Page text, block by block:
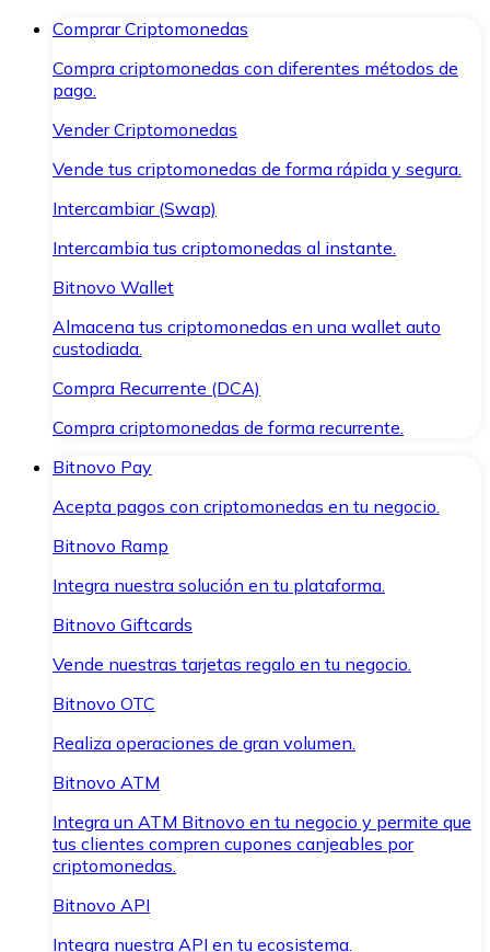
Comprar Criptomonedas
Compra criptomonedas con diferentes métodos de
pago.
Vender Criptomonedas
Vende tus criptomonedas de forma rápida y segura.
Intercambiar (Swap)
Intercambia tus criptomonedas al instante.
Bitnovo Wallet
Almacena tus criptomonedas en una wallet auto
custodiada.
Compra Recurrente (DCA)
Compra criptomonedas de forma recurrente.
Bitnovo Pay
Acepta pagos con criptomonedas en tu negocio.
Bitnovo Ramp
Integra nuestra solución en tu plataforma.
Bitnovo Giftcards
Vende nuestras tarjetas regalo en tu negocio.
Bitnovo OTC
Realiza operaciones de gran volumen.
Bitnovo ATM
Integra un ATM Bitnovo en tu negocio y permite que
tus clientes compren cupones canjeables por
criptomonedas.
Bitnovo API
Integra nuestra API en tu ecosistema.